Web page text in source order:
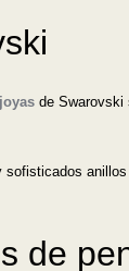
joyasde Swarovski
de